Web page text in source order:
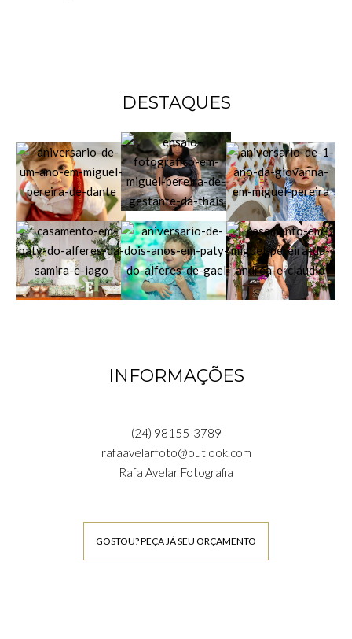
DESTAQUES
INFORMAÇÕES
(24) 98155-3789
rafaavelarfoto@outlook.com
Rafa Avelar Fotografia
GOSTOU? PEÇA JÁ SEU ORÇAMENTO